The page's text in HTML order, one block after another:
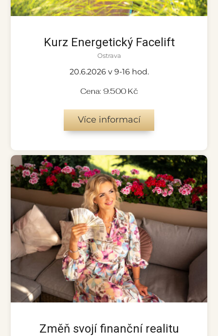
Kurz Energetický Facelift
Ostrava
20.6.2026 v 9-16 hod.
Cena: 9.500 Kč
Více informací
Změň svojí finanční realitu